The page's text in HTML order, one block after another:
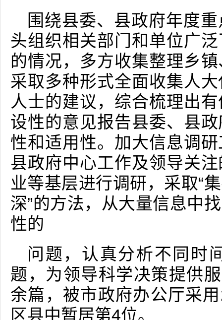
围绕县委、县政府年度
头组织相关部门和单位广
的情况，多方收集整理乡
采取多种形式全面收集人
人士的建议，综合梳理出
设性的意见报告县委、县
性和适用性。加大信息调
县政府中心工作及领导关
业等基层进行调研，采取“
深”的方法，从大量信息中
性的
问题，认真分析不同时
题，为领导科学决策提供
余篇，被市政府办公厅采
区县中暂居第4位。